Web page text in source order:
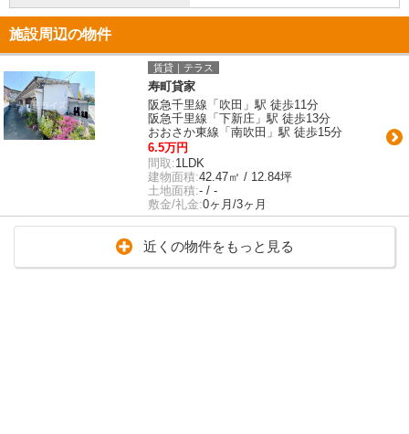
施設周辺の物件
賃貸｜テラス
寿町貸家
阪急千里線「吹田」駅 徒歩11分
阪急千里線「下新庄」駅 徒歩13分
おおさか東線「南吹田」駅 徒歩15分
6.5万円
間取:1LDK
建物面積:42.47㎡ / 12.84坪
土地面積:- / -
敷金/礼金:0ヶ月/3ヶ月
近くの物件をもっと見る